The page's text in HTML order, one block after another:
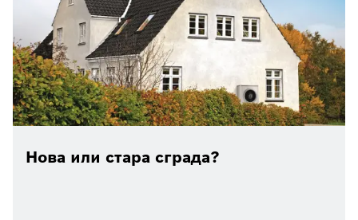
Нова или стара сграда?